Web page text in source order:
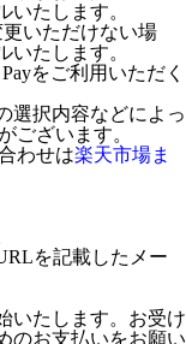
たします。
いただけない場
たします。
をご利用いただく
選択内容などによっ
ございます。
わせは楽天市場ま
を記載したメー
いたします。お受け
のお支払いをお願い